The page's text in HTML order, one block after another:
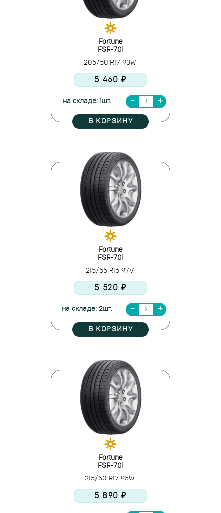
Fortune
FSR-701
205/50 R17 93W
5 460 ₽
на складе: 1шт.
В КОРЗИНУ
Fortune
FSR-701
215/55 R16 97V
5 520 ₽
на складе: 2шт.
В КОРЗИНУ
Fortune
FSR-701
215/50 R17 95W
5 890 ₽